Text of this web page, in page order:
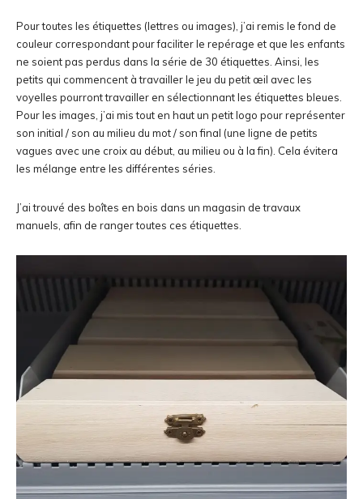
Pour toutes les étiquettes (lettres ou images), j’ai remis le fond de
couleur correspondant pour faciliter le repérage et que les enfants
ne soient pas perdus dans la série de 30 étiquettes. Ainsi, les
petits qui commencent à travailler le jeu du petit œil avec les
voyelles pourront travailler en sélectionnant les étiquettes bleues.
Pour les images, j’ai mis tout en haut un petit logo pour représenter
son initial / son au milieu du mot / son final (une ligne de petits
vagues avec une croix au début, au milieu ou à la fin). Cela évitera
les mélange entre les différentes séries.
J’ai trouvé des boîtes en bois dans un magasin de travaux
manuels, afin de ranger toutes ces étiquettes.